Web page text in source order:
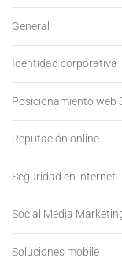
General
Identidad corporativa
Posicionamiento web
Reputación online
Seguridad en internet
Social Media
Soluciones mobile